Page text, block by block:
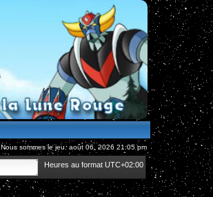
Nous sommes le jeu. août 06, 2026 21:05 pm
Heures au format UTC+02:00